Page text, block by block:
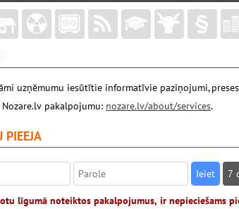
uzņēmumu iesūtītie informatīvie paziņojumi,
pakalpojumu: nozare.lv/about/services.
PIEEJA
7
līgumā noteiktos pakalpojumus, ir nepieciešams